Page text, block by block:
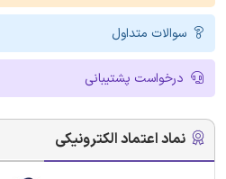
سوالات متداول
درخواست پشتیبانی
نماد اعتماد الکترونیکی